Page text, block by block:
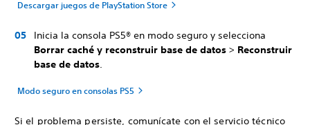
Descargar juegos de PlayStation Store
Inicia la consola PS5® en modo seguro y selecciona
Borrar caché y reconstruir base de datos > Reconstruir
base de datos.
Modo seguro en consolas PS5
Si el problema persiste, comunícate con el servicio técnico